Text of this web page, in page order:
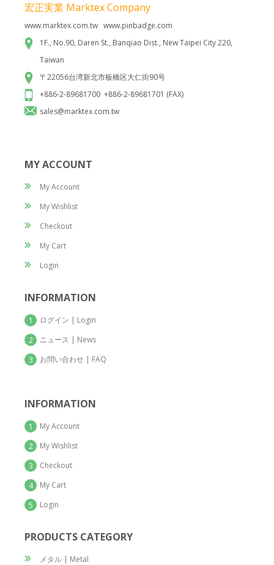
鉄プレスラッカー入れ
宏正実業 Marktex Company
www.marktex.com.tw www.pinbadge.com
1F., No.90, Daren St., Banqiao Dist., New Taipei City 220,
Taiwan
〒22056台湾新北市板橋区大仁街90号
+886-2-89681700 +886-2-89681701 (FAX)
sales@marktex.com.tw
MY ACCOUNT
My Account
My Wishlist
Checkout
My Cart
Login
INFORMATION
1
ログイン | Login
2
ニュース | News
3
お問い合わせ | FAQ
INFORMATION
1
My Account
2
My Wishlist
3
Checkout
4
My Cart
5
Login
PRODUCTS CATEGORY
メタル | Metal